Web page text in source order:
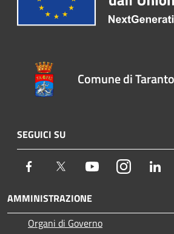
Comune di Taranto
SEGUICI SU
Facebook Twitter YoutubeInstagram
AMMINISTRAZIONE
Organi di Governo